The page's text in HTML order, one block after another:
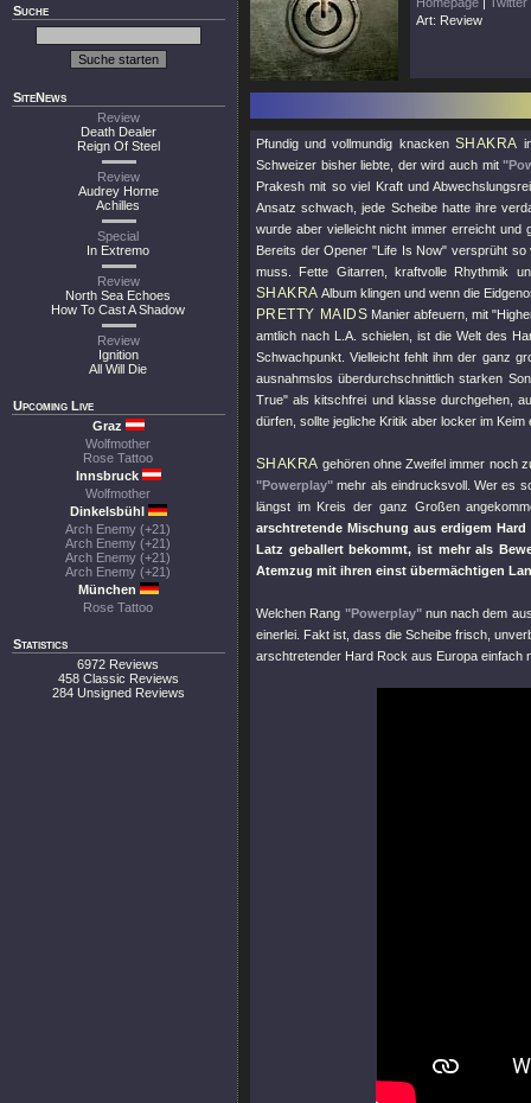
Suche
SiteNews
Review
Death Dealer
Reign Of Steel
Review
Audrey Horne
Achilles
Special
In Extremo
Review
North Sea Echoes
How To Cast A Shadow
Review
Ignition
All Will Die
Upcoming Live
Graz
Wolfmother
Rose Tattoo
Innsbruck
Wolfmother
Dinkelsbühl
Arch Enemy (+21)
Arch Enemy (+21)
Arch Enemy (+21)
Arch Enemy (+21)
München
Rose Tattoo
Statistics
6972 Reviews
458 Classic Reviews
284 Unsigned Reviews
Art: Review
Pfundig und vollmundig knacken SHAKRA
Schweizer bisher liebte, der wird auch mit
Prakesh mit so viel Kraft und
Ansatz schwach, jede Scheibe hatte ihre
wurde aber vielleicht nicht immer erreicht und
Bereits der Opener"Life Is Now" versprüht so
muss. Fette Gitarren, kraftvolle Rhythmik
SHAKRA Album klingen und wenn die
PRETTY MAIDS Manier abfeuern, mit
amtlich nach L.A. schielen, ist die Welt des
Schwachpunkt. Vielleicht fehlt ihm der ganz
ausnahmslos überdurchschnittlich starken
True" als kitschfrei und klasse durchgehen,
dürfen, sollte jegliche Kritik aber locker im
SHAKRA gehören ohne Zweifel immer noch
"Powerplay" mehr als eindrucksvoll. Wer es
längst im Kreis der ganz Großen
arschtretende Mischung aus erdigem
Latz geballert bekommt, ist mehr als
Atemzug mit ihren einst übermächtigen
Welchen Rang "Powerplay"nun nach dem
einerlei. Fakt ist, dass die Scheibe frisch,
arschtretender Hard Rock aus Europa einfach